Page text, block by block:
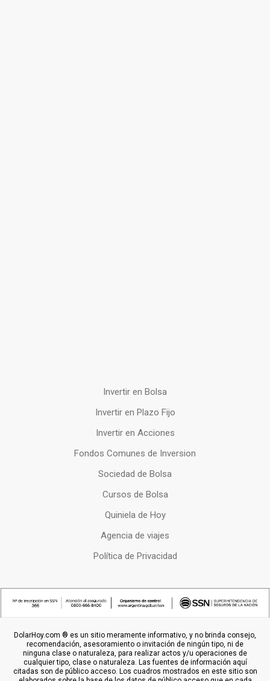
Invertir en Bolsa
Invertir en Plazo Fijo
Invertir en Acciones
Fondos Comunes de Inversion
Sociedad de Bolsa
Cursos de Bolsa
Quiniela de Hoy
Agencia de viajes
Política de Privacidad
DolarHoy.com ® es un sitio meramente informativo, y no brinda consejo,
recomendación, asesoramiento o invitación de ningún tipo, ni de
ninguna clase o naturaleza, para realizar actos y/u operaciones de
cualquier tipo, clase o naturaleza. Las fuentes de información aquí
citadas son de público acceso. Los cuadros mostrados en este sitio son